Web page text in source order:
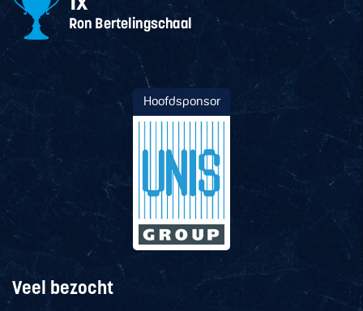
Hoofdsponsor
Veel bezocht